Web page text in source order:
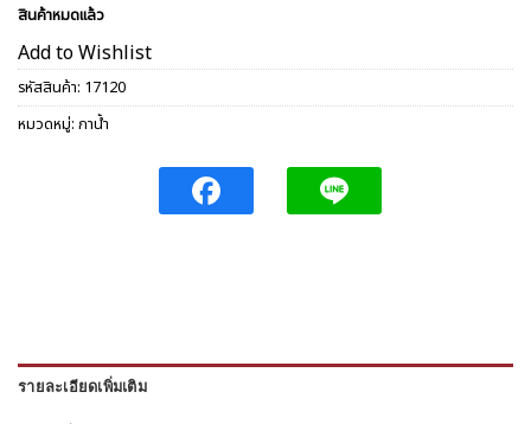
สินค้าหมดแล้ว
Add to Wishlist
รหัสสินค้า: 17120
หมวดหมู่: กาน้ำ
รายละเอียดเพิ่มเติม